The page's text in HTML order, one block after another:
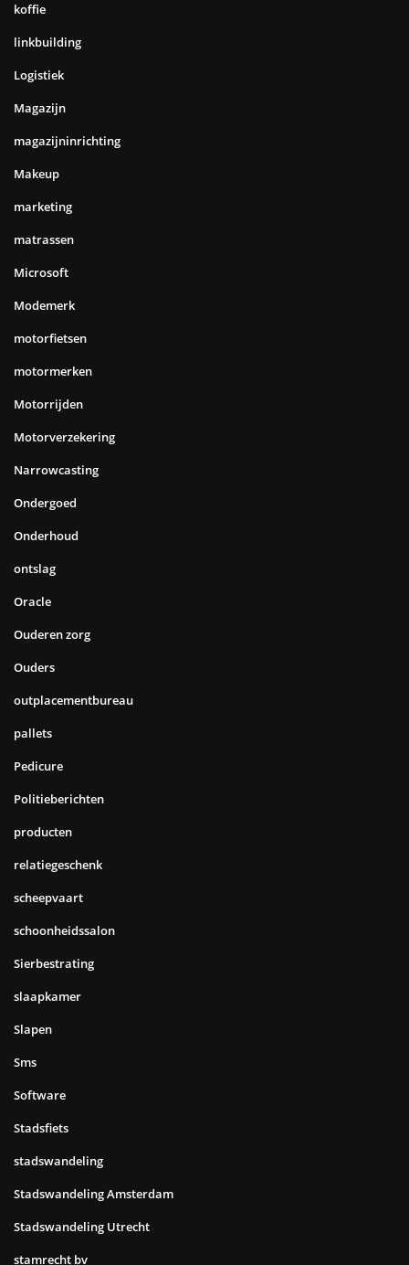
koffie
linkbuilding
Logistiek
Magazijn
magazijninrichting
Makeup
marketing
matrassen
Microsoft
Modemerk
motorfietsen
motormerken
Motorrijden
Motorverzekering
Narrowcasting
Ondergoed
Onderhoud
ontslag
Oracle
Ouderen zorg
Ouders
outplacementbureau
pallets
Pedicure
Politieberichten
producten
relatiegeschenk
scheepvaart
schoonheidssalon
Sierbestrating
slaapkamer
Slapen
Sms
Software
Stadsfiets
stadswandeling
Stadswandeling Amsterdam
Stadswandeling Utrecht
stamrecht bv